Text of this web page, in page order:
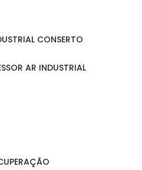
CONSERTO
AR INDUSTRIAL